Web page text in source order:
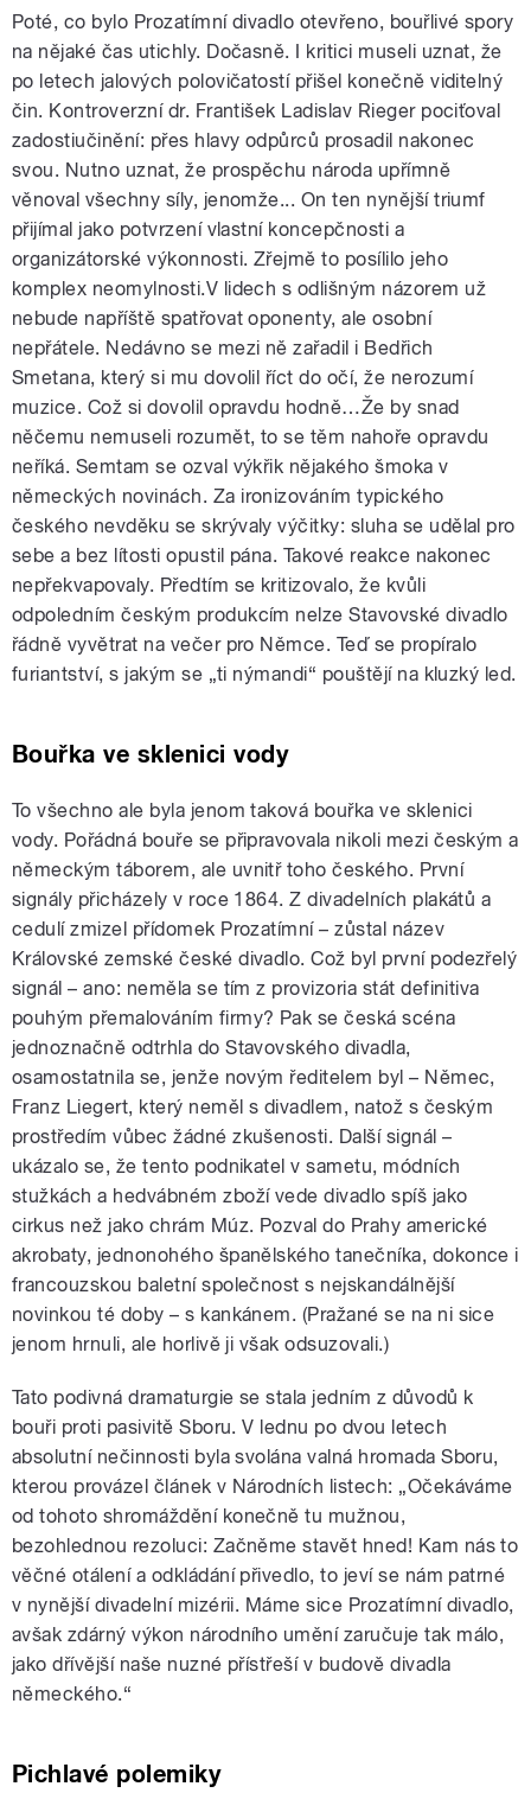
Poté, co bylo Prozatímní divadlo otevřeno, bouřlivé spory
na nějaké čas utichly. Dočasně. I kritici museli uznat, že
po letech jalových polovičatostí přišel konečně viditelný
čin. Kontroverzní dr. František Ladislav Rieger pociťoval
zadostiučinění: přes hlavy odpůrců prosadil nakonec
svou. Nutno uznat, že prospěchu národa upřímně
věnoval všechny síly, jenomže... On ten nynější triumf
přijímal jako potvrzení vlastní koncepčnosti a
organizátorské výkonnosti. Zřejmě to posílilo jeho
komplex neomylnosti.V lidech s odlišným názorem už
nebude napříště spatřovat oponenty, ale osobní
nepřátele. Nedávno se mezi ně zařadil i Bedřich
Smetana, který si mu dovolil říct do očí, že nerozumí
muzice. Což si dovolil opravdu hodně…Že by snad
něčemu nemuseli rozumět, to se těm nahoře opravdu
neříká. Semtam se ozval výkřik nějakého šmoka v
německých novinách. Za ironizováním typického
českého nevděku se skrývaly výčitky: sluha se udělal pro
sebe a bez lítosti opustil pána. Takové reakce nakonec
nepřekvapovaly. Předtím se kritizovalo, že kvůli
odpoledním českým produkcím nelze Stavovské divadlo
řádně vyvětrat na večer pro Němce. Teď se propíralo
furiantství, s jakým se „ti nýmandi“ pouštějí na kluzký led.
Bouřka ve sklenici vody
To všechno ale byla jenom taková bouřka ve sklenici
vody. Pořádná bouře se připravovala nikoli mezi českým a
německým táborem, ale uvnitř toho českého. První
signály přicházely v roce 1864. Z divadelních plakátů a
cedulí zmizel přídomek Prozatímní – zůstal název
Královské zemské české divadlo. Což byl první podezřelý
signál – ano: neměla se tím z provizoria stát definitiva
pouhým přemalováním firmy? Pak se česká scéna
jednoznačně odtrhla do Stavovského divadla,
osamostatnila se, jenže novým ředitelem byl – Němec,
Franz Liegert, který neměl s divadlem, natož s českým
prostředím vůbec žádné zkušenosti. Další signál –
ukázalo se, že tento podnikatel v sametu, módních
stužkách a hedvábném zboží vede divadlo spíš jako
cirkus než jako chrám Múz. Pozval do Prahy americké
akrobaty, jednonohého španělského tanečníka, dokonce i
francouzskou baletní společnost s nejskandálnější
novinkou té doby – s kankánem. (Pražané se na ni sice
jenom hrnuli, ale horlivě ji však odsuzovali.)
Tato podivná dramaturgie se stala jedním z důvodů k
bouři proti pasivitě Sboru. V lednu po dvou letech
absolutní nečinnosti byla svolána valná hromada Sboru,
kterou provázel článek v Národních listech: „Očekáváme
od tohoto shromáždění konečně tu mužnou,
bezohlednou rezoluci: Začněme stavět hned! Kam nás to
věčné otálení a odkládání přivedlo, to jeví se nám patrné
v nynější divadelní mizérii. Máme sice Prozatímní divadlo,
avšak zdárný výkon národního umění zaručuje tak málo,
jako dřívější naše nuzné přístřeší v budově divadla
německého.“
Pichlavé polemiky